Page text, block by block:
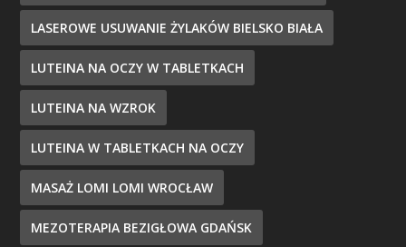
LASEROWE USUWANIE ŻYLAKÓW BIELSKO BIAŁA
LUTEINA NA OCZY W TABLETKACH
LUTEINA NA WZROK
LUTEINA W TABLETKACH NA OCZY
MASAŻ LOMI LOMI WROCŁAW
MEZOTERAPIA BEZIGŁOWA GDAŃSK